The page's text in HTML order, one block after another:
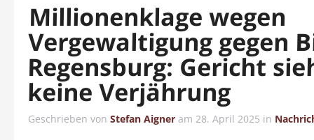
Millionenklage wegen
Vergewaltigung gegen
Regensburg: Gericht
keine Verjährung
Geschrieben von Stefan Aigner am 28. April 2025 in